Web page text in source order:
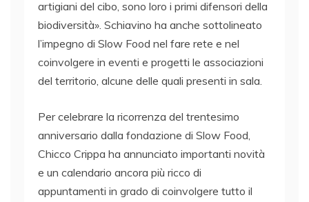
artigiani del cibo, sono loro i primi difensori della
biodiversità». Schiavino ha anche sottolineato
l’impegno di Slow Food nel fare rete e nel
coinvolgere in eventi e progetti le associazioni
del territorio, alcune delle quali presenti in sala.
Per celebrare la ricorrenza del trentesimo
anniversario dalla fondazione di Slow Food,
Chicco Crippa ha annunciato importanti novità
e un calendario ancora più ricco di
appuntamenti in grado di coinvolgere tutto il